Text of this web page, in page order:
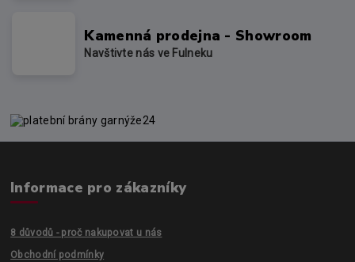
Kamenná prodejna - Showroom
Navštivte nás ve Fulneku
Informace pro zákazníky
8 důvodů - proč nakupovat u nás
Obchodní podmínky